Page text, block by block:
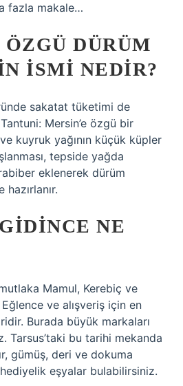
fazla makale…
ÖZGÜ DÜRÜM
ISMI NEDIR?
sakatat tüketimi de
Mersin’e özgü bir
kuyruk yağının küçük küpler
tepside yağda
eklenerek dürüm
NE
Mamul, Kerebiç ve
Eğlence ve alışveriş için en
Burada büyük markaları
Tarsus’taki bu tarihi mekanda
gümüş, deri ve dokuma
hediyelik eşyalar bulabilirsiniz.